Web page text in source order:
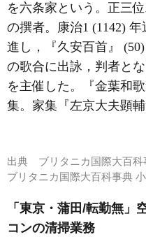
を六条家という。正三
の撰者。康治1 (1142)
進し，『久安百首』
の歌合に出詠，判者と
を主催した。『金葉和
集。家集『左京大夫顕輔
出典 ブリタニカ国際大百
ブリタニカ国際大百科事典
「東京・蒲田/転勤無」
コンの清掃業務